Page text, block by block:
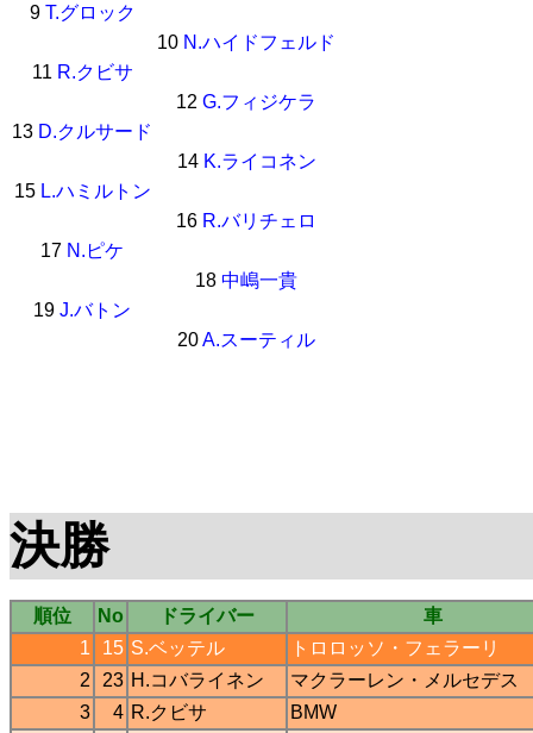
9 T.グロック
10 N.ハイドフェルド
11 R.クビサ
12 G.フィジケラ
13 D.クルサード
14 K.ライコネン
15 L.ハミルトン
16 R.バリチェロ
17 N.ピケ
18 中嶋一貴
19 J.バトン
20A.スーティル
決勝
順位 No ドライバー
車
1
15 S.ベッテル トロロッソ ・ フェラーリ
2
23 H.コバライネン マクラーレン ・ メルセデス
3
4 R.クビサ
BMW